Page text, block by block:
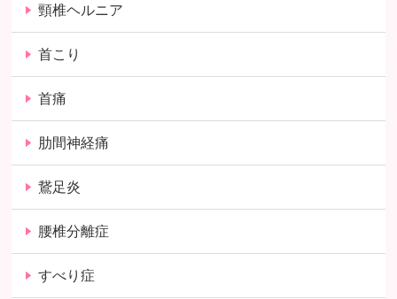
頸椎ヘルニア
首こり
首痛
肋間神経痛
鵞足炎
腰椎分離症
すべり症